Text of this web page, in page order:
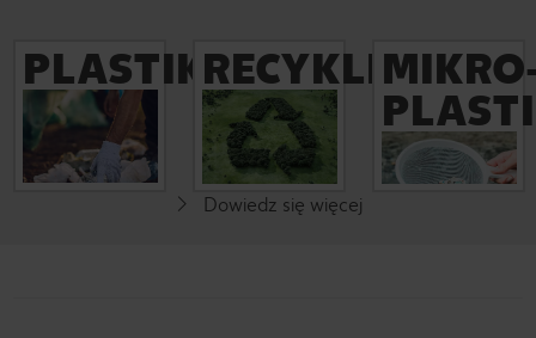
PLASTIK
Do 2025 roku
chcemy
zmniejszyć
Więcej RECYKLING
Efektywne i
odpowiedzialne
wykorzystanie
zasobów
Aby stopniowo
Więcej
W ostatnich
Więcej
Dowiedz się więcej